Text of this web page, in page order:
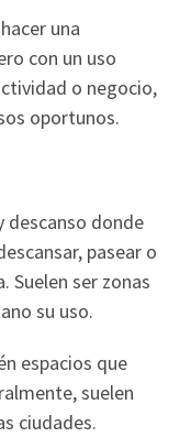
una
con un uso
o negocio,
oportunos.
descanso donde
pasear o
Suelen ser zonas
su uso.
espacios que
suelen
ciudades.